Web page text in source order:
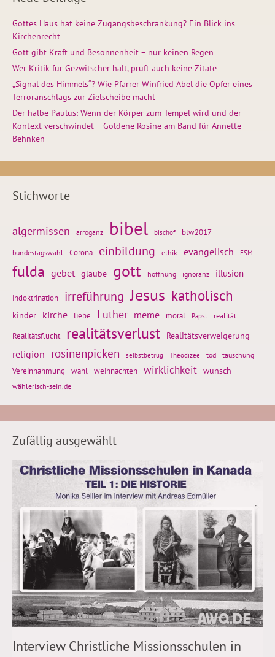
Gottes Haus hat keine Zugangsbeschränkung? Ein Blick ins
Kirchenrecht
Gott gibt Kraft und Besonnenheit – nur keinen Regen
Wer Kritik für Gezwitscher hält, prüft auch keine Zitate
„Signal des Himmels“? Wie Pfarrer Winfried Abel die Opfer eines
Terroranschlags zur Zielscheibe macht
Der halbe Paulus: Wenn der Körper zum Tempel wird und der
Kontext verschwindet – Goldene Rosine am Band für Annette
Behnken
Stichworte
algermissen arroganz bibel bischof btw2017
bundestagswahl Corona einbildung ethik evangelisch FSM
fulda gebet glaube gott hoffnung ignoranz illusion
indoktrination irreführung Jesus katholisch
kinder kirche liebe Luther meme moral Papst realität
Realitätsflucht realitätsverlust Realitätsverweigerung
religion rosinenpicken selbstbetrug Theodizee tod täuschung
Vereinnahmung wahl weihnachten wirklichkeit wunsch
wählerisch-sein.de
Zufällig ausgewählt
Interview Christliche Missionsschulen in